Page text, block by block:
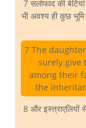
7 सलोफाद की
भी अवश्य ही कुछ
7 The
surely give
among their
the
8 और इस्त्राएलियों